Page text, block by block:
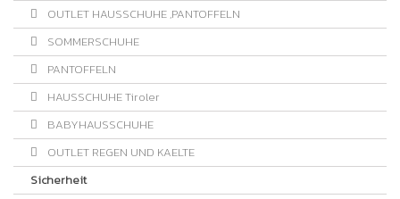
OUTLET HAUSSCHUHE ,PANTOFFELN
SOMMERSCHUHE
PANTOFFELN
HAUSSCHUHE Tiroler
BABYHAUSSCHUHE
OUTLET REGEN UND KAELTE
Sicherheit